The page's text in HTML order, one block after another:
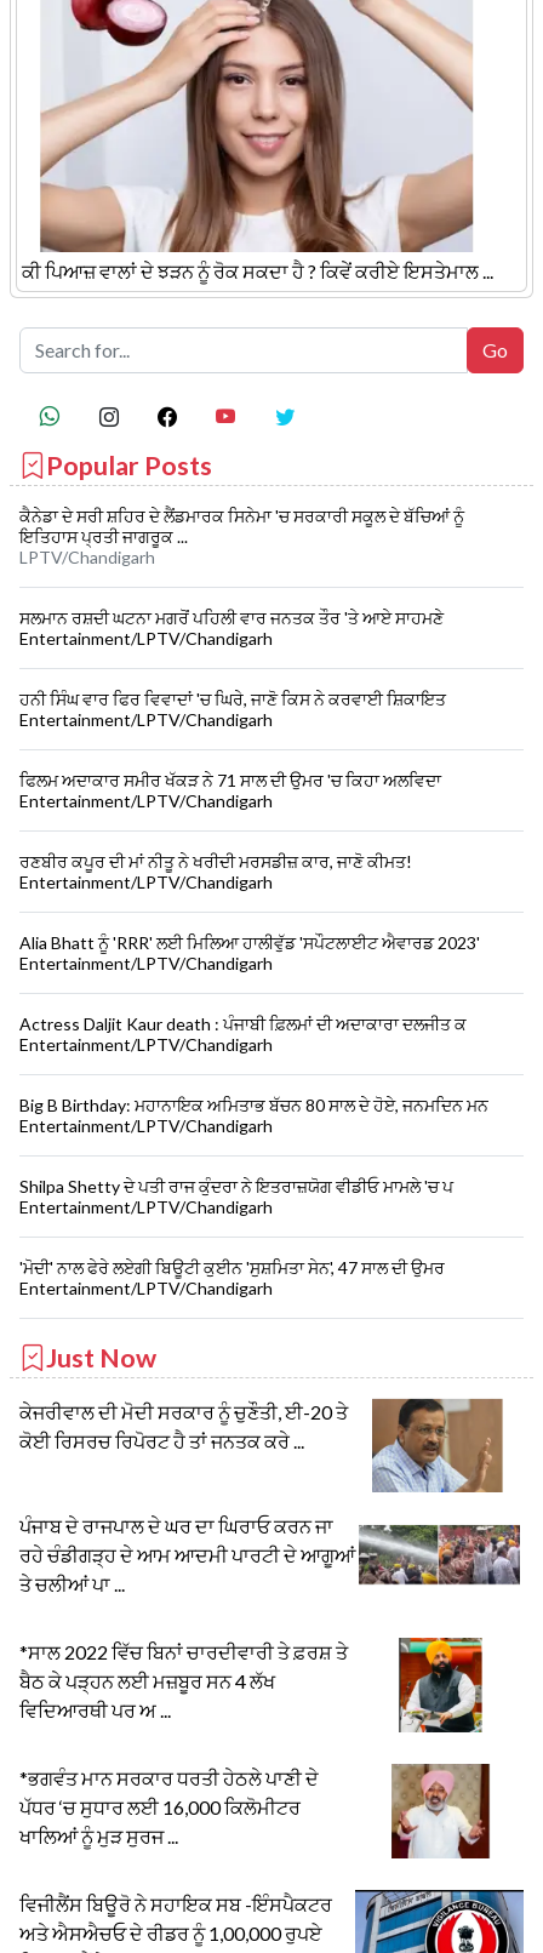
ਕੀ ਪਿਆਜ਼ ਵਾਲਾਂ ਦੇ ਝੜਨ ਨੂੰ ਰੋਕ ਸਕਦਾ ਹੈ ? ਕਿਵੇਂ ਕਰੀਏ ਇਸਤੇਮਾਲ ...
Popular Posts
ਕੈਨੇਡਾ ਦੇ ਸਰੀ ਸ਼ਹਿਰ ਦੇ ਲੈਂਡਮਾਰਕ ਸਿਨੇਮਾ 'ਚ ਸਰਕਾਰੀ ਸਕੂਲ ਦੇ ਬੱਚਿਆਂ ਨੂੰ
ਇਤਿਹਾਸ ਪ੍ਰਤੀ ਜਾਗਰੂਕ ...
LPTV/Chandigarh
ਸਲਮਾਨ ਰਸ਼ਦੀ ਘਟਨਾ ਮਗਰੋਂ ਪਹਿਲੀ ਵਾਰ ਜਨਤਕ ਤੌਰ 'ਤੇ ਆਏ ਸਾਹਮਣੇ
Entertainment/LPTV/Chandigarh
ਹਨੀ ਸਿੰਘ ਵਾਰ ਫਿਰ ਵਿਵਾਦਾਂ 'ਚ ਘਿਰੇ, ਜਾਣੋ ਕਿਸ ਨੇ ਕਰਵਾਈ ਸ਼ਿਕਾਇਤ
Entertainment/LPTV/Chandigarh
ਫਿਲਮ ਅਦਾਕਾਰ ਸਮੀਰ ਖੱਕੜ ਨੇ 71 ਸਾਲ ਦੀ ਉਮਰ 'ਚ ਕਿਹਾ ਅਲਵਿਦਾ
Entertainment/LPTV/Chandigarh
ਰਣਬੀਰ ਕਪੂਰ ਦੀ ਮਾਂ ਨੀਤੂ ਨੇ ਖਰੀਦੀ ਮਰਸਡੀਜ਼ ਕਾਰ, ਜਾਣੋ ਕੀਮਤ!
Entertainment/LPTV/Chandigarh
Alia Bhatt ਨੂੰ 'RRR' ਲਈ ਮਿਲਿਆ ਹਾਲੀਵੁੱਡ 'ਸਪੌਟਲਾਈਟ ਐਵਾਰਡ 2023'
Entertainment/LPTV/Chandigarh
Actress Daljit Kaur death : ਪੰਜਾਬੀ ਫ਼ਿਲਮਾਂ ਦੀ ਅਦਾਕਾਰਾ ਦਲਜੀਤ ਕ
Entertainment/LPTV/Chandigarh
Big B Birthday: ਮਹਾਨਾਇਕ ਅਮਿਤਾਭ ਬੱਚਨ 80 ਸਾਲ ਦੇ ਹੋਏ, ਜਨਮਦਿਨ ਮਨ
Entertainment/LPTV/Chandigarh
Shilpa Shetty ਦੇ ਪਤੀ ਰਾਜ ਕੁੰਦਰਾ ਨੇ ਇਤਰਾਜ਼ਯੋਗ ਵੀਡੀਓ ਮਾਮਲੇ 'ਚ ਪ
Entertainment/LPTV/Chandigarh
'ਮੋਦੀ' ਨਾਲ ਫੇਰੇ ਲਏਗੀ ਬਿਊਟੀ ਕੁਈਨ 'ਸੁਸ਼ਮਿਤਾ ਸੇਨ', 47 ਸਾਲ ਦੀ ਉਮਰ
Entertainment/LPTV/Chandigarh
Just Now
ਕੇਜਰੀਵਾਲ ਦੀ ਮੋਦੀ ਸਰਕਾਰ ਨੂੰ ਚੁਣੌਤੀ, ਈ-20 ਤੇ
ਕੋਈ ਰਿਸਰਚ ਰਿਪੋਰਟ ਹੈ ਤਾਂ ਜਨਤਕ ਕਰੇ ...
ਪੰਜਾਬ ਦੇ ਰਾਜਪਾਲ ਦੇ ਘਰ ਦਾ ਘਿਰਾਓ ਕਰਨ ਜਾ
ਰਹੇ ਚੰਡੀਗੜ੍ਹ ਦੇ ਆਮ ਆਦਮੀ ਪਾਰਟੀ ਦੇ ਆਗੂਆਂ
ਤੇ ਚਲੀਆਂ ਪਾ ...
*ਸਾਲ 2022 ਵਿੱਚ ਬਿਨਾਂ ਚਾਰਦੀਵਾਰੀ ਤੇ ਫ਼ਰਸ਼ ਤੇ
ਬੈਠ ਕੇ ਪੜ੍ਹਨ ਲਈ ਮਜ਼ਬੂਰ ਸਨ 4 ਲੱਖ
ਵਿਦਿਆਰਥੀ ਪਰ ਅ ...
*ਭਗਵੰਤ ਮਾਨ ਸਰਕਾਰ ਧਰਤੀ ਹੇਠਲੇ ਪਾਣੀ ਦੇ
ਪੱਧਰ ‘ਚ ਸੁਧਾਰ ਲਈ 16,000 ਕਿਲੋਮੀਟਰ
ਖਾਲਿਆਂ ਨੂੰ ਮੁੜ ਸੁਰਜ ...
ਵਿਜੀਲੈਂਸ ਬਿਊਰੋ ਨੇ ਸਹਾਇਕ ਸਬ -ਇੰਸਪੈਕਟਰ
ਅਤੇ ਐਸਐਚਓ ਦੇ ਰੀਡਰ ਨੂੰ 1,00,000 ਰੁਪਏ